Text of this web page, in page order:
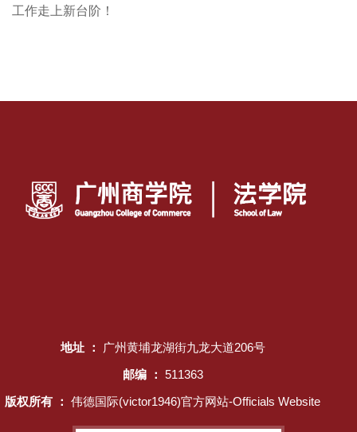
工作走上新台阶！
地址 ：
广州黄埔龙湖街九龙大道206号
邮编 ： 511363
版权所有 ： 伟德国际(victor1946)官方网站-Officials Website